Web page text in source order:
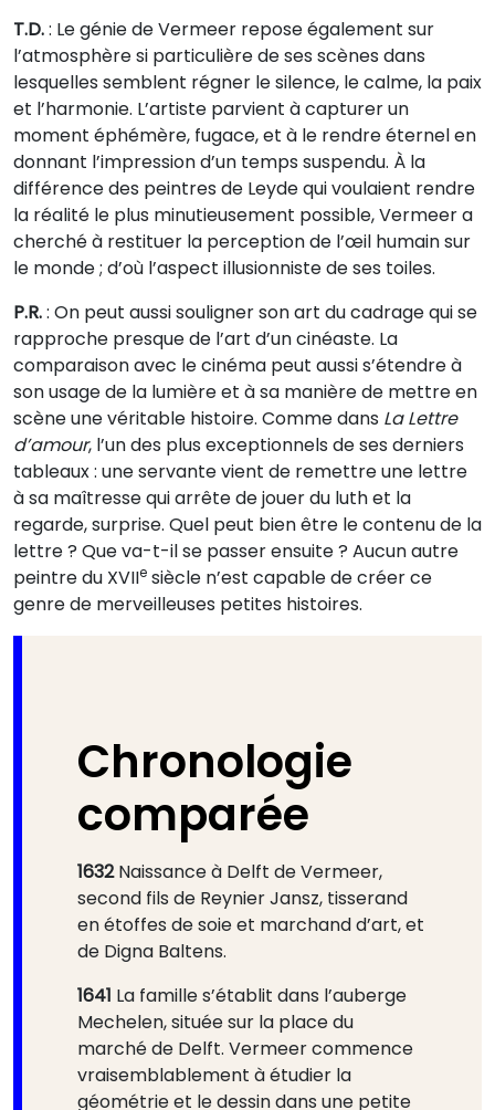
T.D.: Le génie de Vermeer repose également sur
l’atmosphère si particulière de ses scènes dans
lesquelles semblent régner le silence, le calme, la paix
et l’harmonie. L’artiste parvient à capturer un
moment éphémère, fugace, et à le rendre éternel en
donnant l’impression d’un temps suspendu. À la
différence des peintres de Leyde qui voulaient rendre
la réalité le plus minutieusement possible, Vermeer a
cherché à restituer la perception de l’œil humain sur
le monde ; d’où l’aspect illusionniste de ses toiles.
P.R.: On peut aussi souligner son art du cadrage qui se
rapproche presque de l’art d’un cinéaste. La
comparaison avec le cinéma peut aussi s’étendre à
son usage de la lumière et à sa manière de mettre en
scène une véritable histoire. Comme dans La Lettre
d’amour, l’un des plus exceptionnels de ses derniers
tableaux : une servante vient de remettre une lettre
à sa maîtresse qui arrête de jouer du luth et la
regarde, surprise. Quel peut bien être le contenu de la
lettre ? Que va-t-il se passer ensuite ? Aucun autre
peintre du XVIIe siècle n’est capable de créer ce
genre de merveilleuses petites histoires.
Chronologie
comparée
1632Naissance à Delft de Vermeer,
second fils de Reynier Jansz, tisserand
en étoffes de soie et marchand d’art, et
de Digna Baltens.
1641 La famille s’établit dans l’auberge
Mechelen, située sur la place du
marché de Delft. Vermeer commence
vraisemblablement à étudier la
géométrie et le dessin dans une petite